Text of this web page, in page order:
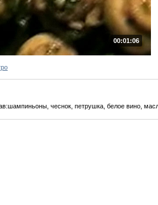
00:01:06
чеснок, петрушка, белое вино,